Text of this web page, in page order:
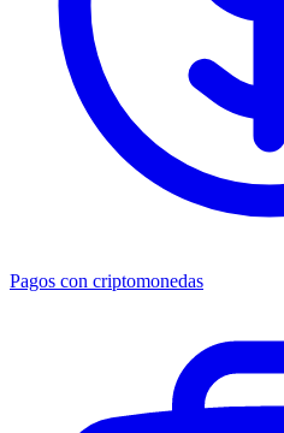
Pagos con criptomonedas